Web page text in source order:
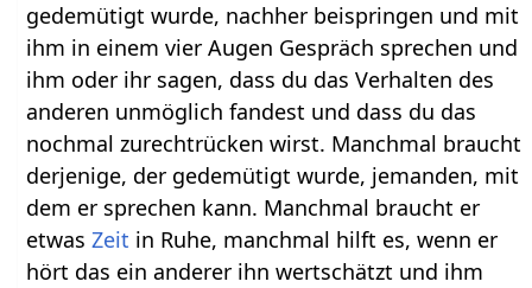
gedemütigt wurde, nachher beispringen und mit
ihm in einem vier Augen Gespräch sprechen und
ihm oder ihr sagen, dass du das Verhalten des
anderen unmöglich fandest und dass du das
nochmal zurechtrücken wirst. Manchmal braucht
derjenige, der gedemütigt wurde, jemanden, mit
dem er sprechen kann. Manchmal braucht er
etwasZeit in Ruhe, manchmal hilft es, wenn er
hört das ein anderer ihn wertschätzt und ihm